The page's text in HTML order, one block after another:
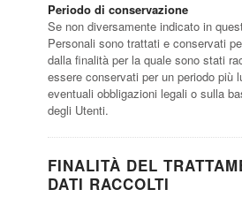
Periodo di conservazione
Se non diversamente indicato in
Personali sono trattati e conservati
dalla finalità per la quale sono stati
essere conservati per un periodo più
eventuali obbligazioni legali o sulla
degli Utenti.
FINALITÀ DEL
DATI RACCOLTI